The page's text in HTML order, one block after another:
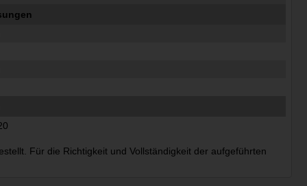
Für die Richtigkeit und Vollständigkeit der aufgeführten